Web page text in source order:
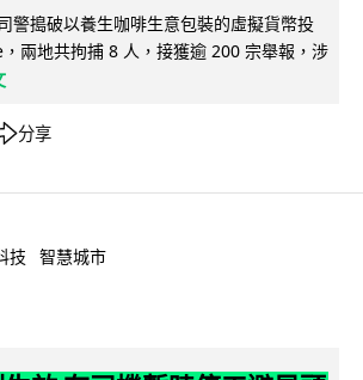
警搗破以養生咖啡生意包裝的虛擬貨幣投
兩地共拘捕 8 人，接獲逾 200 宗舉報，涉
分享
技 智慧城市